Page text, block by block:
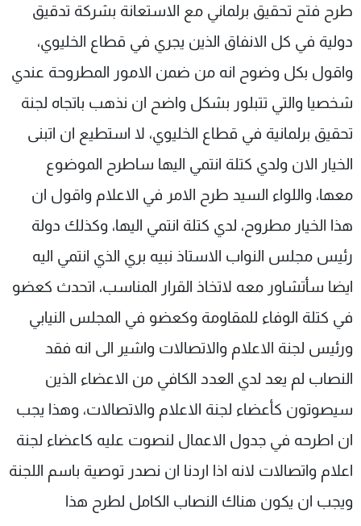
طرح فتح تحقيق برلماني مع الاستعانة بشركة تدقيق
دولية في كل الانفاق الذين يجري في قطاع الخليوي،
واقول بكل وضوح انه من ضمن الامور المطروحة عندي
شخصيا والتي تتبلور بشكل واضح ان نذهب باتجاه لجنة
تحقيق برلمانية في قطاع الخليوي، لا استطيع ان اتبنى
الخيار الان ولدي كتلة انتمي اليها ساطرح الموضوع
معها، واللواء السيد طرح الامر في الاعلام واقول ان
هذا الخيار مطروح، لدي كتلة انتمي اليها، وكذلك دولة
رئيس مجلس النواب الاستاذ نبيه بري الذي انتمي اليه
ايضا سأتشاور معه لاتخاذ القرار المناسب، اتحدث كعضو
في كتلة الوفاء للمقاومة وكعضو في المجلس النيابي
ورئيس لجنة الاعلام والاتصالات واشير الى انه فقد
النصاب لم يعد لدي العدد الكافي من الاعضاء الذين
سيصوتون كأعضاء لجنة الاعلام والاتصالات، وهذا يجب
ان اطرحه في جدول الاعمال لنصوت عليه كاعضاء لجنة
اعلام واتصالات لانه اذا اردنا ان نصدر توصية باسم اللجنة
ويجب ان يكون هناك النصاب الكامل لطرح هذا